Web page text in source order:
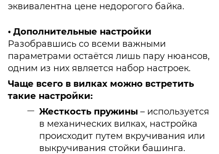
эквивалентна цене недорогого байка.
• Дополнительные настройки
Разобравшись со всеми важными
параметрами остаётся лишь пару нюансов,
одним из них является набор настроек.
Чаще всего в вилках можно встретить
такие настройки:
Жесткость пружины – используется
в механических вилках, настройка
происходит путем вкручивания или
выкручивания стойки башинга.